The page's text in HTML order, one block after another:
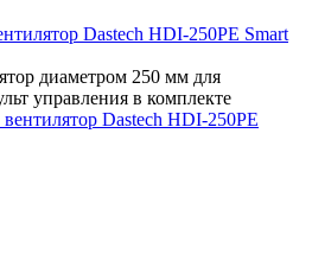
Dastech HDI-250PE Smart
диаметром 250 мм для
управления в комплекте